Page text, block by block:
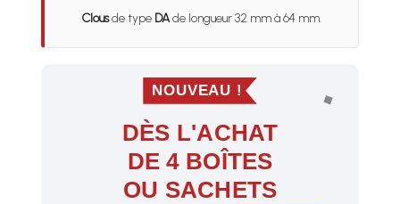
Clousde type DAde longueur 32 mm à 64 mm.
NOUVEAU !
DÈS L'ACHAT
DE 4 BOÎTES
OU SACHETS